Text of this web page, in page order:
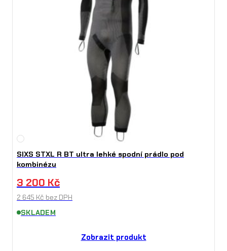
SIXS STXL R BT ultra lehké spodní prádlo pod
kombinézu
3 200 Kč
2 645 Kč bez DPH
SKLADEM
Zobrazit produkt